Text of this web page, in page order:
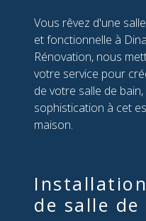
Vous rêvez d'une
et fonctionnelle à
Rénovation, nous
votre service pour
de votre salle de
sophistication à cet
maison.
de salle de